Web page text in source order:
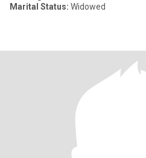
Marital Status: Widowed